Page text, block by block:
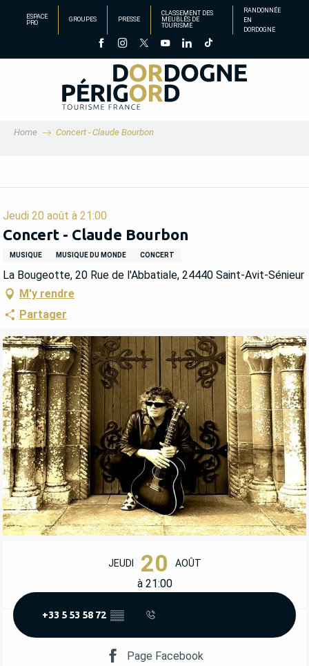
principal
ESPACE
PRO
GROUPES PRESSE
CLASSEMENT DES
MEUBLÉS DE
TOURISME
RANDONNÉE
EN
DORDOGNE
Home Concert - Claude Bourbon
Jeudi 20 août à 21:00
Concert - Claude Bourbon
MUSIQUE MUSIQUE DU MONDE CONCERT
La Bougeotte, 20 Rue de l'Abbatiale, 24440 Saint-Avit-Sénieur
M'y rendre
Partager
OUVERTURE ET COORDONNÉES
JEUDI 20 AOÛT
à 21:00
+33 5 53 58 72 ▒▒
Page Facebook